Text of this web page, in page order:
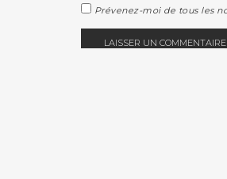
Prévenez-moi de tous les